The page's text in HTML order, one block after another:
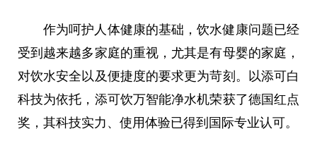
作为呵护人体健康的基础，饮水健康问题已经
受到越来越多家庭的重视，尤其是有母婴的家庭，
对饮水安全以及便捷度的要求更为苛刻。以添可白
科技为依托，添可饮万智能净水机荣获了德国红点
奖，其科技实力、使用体验已得到国际专业认可。